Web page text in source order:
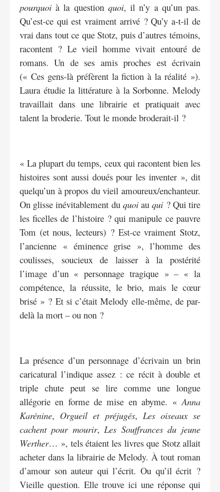
pourquoi à la question quoi, il n’y a qu’un pas.
Qu’est-ce qui est vraiment arrivé ? Qu’y a-t-il de
vrai dans tout ce que Stotz, puis d’autres témoins,
racontent ? Le vieil homme vivait entouré de
romans. Un de ses amis proches est écrivain
(« Ces gens-là préfèrent la fiction à la réalité »).
Laura étudie la littérature à la Sorbonne. Melody
travaillait dans une librairie et pratiquait avec
talent la broderie. Tout le monde broderait-il ?
« La plupart du temps, ceux qui racontent bien les
histoires sont aussi doués pour les inventer », dit
quelqu’un à propos du vieil amoureux/enchanteur.
On glisse inévitablement du quoiauqui ? Qui tire
les ficelles de l’histoire ? qui manipule ce pauvre
Tom (et nous, lecteurs) ? Est-ce vraiment Stotz,
l’ancienne « éminence grise », l’homme des
coulisses, soucieux de laisser à la postérité
l’image d’un « personnage tragique » – « la
compétence, la réussite, le brio, mais le cœur
brisé » ? Et si c’était Melody elle-même, de par-
delà la mort – ou non ?
La présence d’un personnage d’écrivain un brin
caricatural l’indique assez : ce récit à double et
triple chute peut se lire comme une longue
allégorie en forme de mise en abyme. « Anna
Karénine, Orgueil et préjugés, Les oiseaux se
cachent pour mourir, Les Souffrances du jeune
Werther… », tels étaient les livres que Stotz allait
acheter dans la librairie de Melody. À tout roman
d’amour son auteur qui l’écrit. Ou qu’il écrit ?
Vieille question. Elle trouve ici une réponse qui